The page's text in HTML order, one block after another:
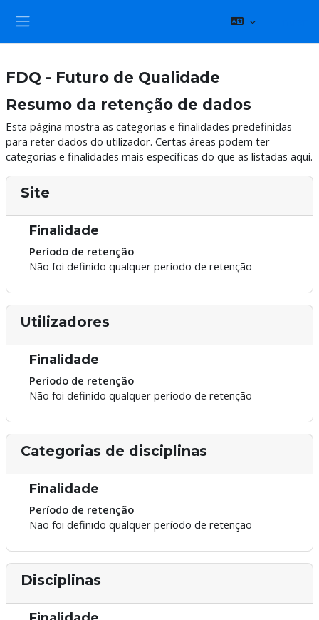
FDQ - Futuro de Qualidade
Resumo da retenção de dados
Esta página mostra as categorias e finalidades predefinidas
para reter dados do utilizador. Certas áreas podem ter
categorias e finalidades mais específicas do que as listadas aqui.
Site
Finalidade
Período de retenção
Não foi definido qualquer período de retenção
Utilizadores
Finalidade
Período de retenção
Não foi definido qualquer período de retenção
Categorias de disciplinas
Finalidade
Período de retenção
Não foi definido qualquer período de retenção
Disciplinas